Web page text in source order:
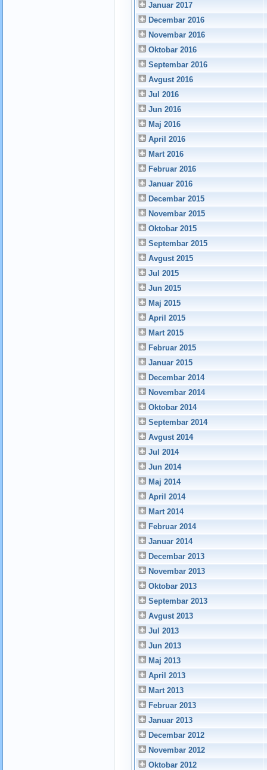
Januar 2017
Decembar 2016
Novembar 2016
Oktobar 2016
Septembar 2016
Avgust 2016
Jul 2016
Jun 2016
Maj 2016
April 2016
Mart 2016
Februar 2016
Januar 2016
Decembar 2015
Novembar 2015
Oktobar 2015
Septembar 2015
Avgust 2015
Jul 2015
Jun 2015
Maj 2015
April 2015
Mart 2015
Februar 2015
Januar 2015
Decembar 2014
Novembar 2014
Oktobar 2014
Septembar 2014
Avgust 2014
Jul 2014
Jun 2014
Maj 2014
April 2014
Mart 2014
Februar 2014
Januar 2014
Decembar 2013
Novembar 2013
Oktobar 2013
Septembar 2013
Avgust 2013
Jul 2013
Jun 2013
Maj 2013
April 2013
Mart 2013
Februar 2013
Januar 2013
Decembar 2012
Novembar 2012
Oktobar 2012